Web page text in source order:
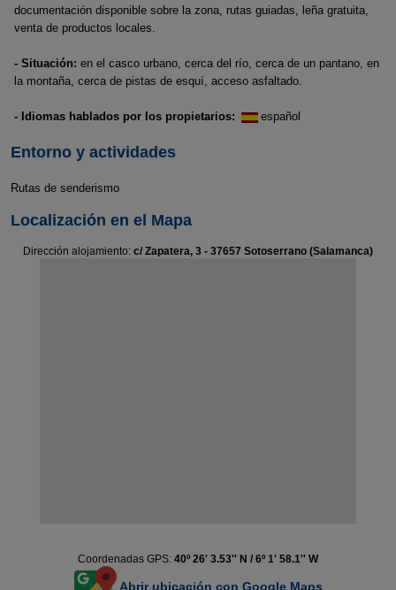
documentación disponible sobre la zona, rutas guiadas, leña gratuita,
venta de productos locales.
- Situación: en el casco urbano, cerca del río, cerca de un pantano, en
la montaña, cerca de pistas de esquí, acceso asfaltado.
- Idiomas hablados por los propietarios: español
Entorno y actividades
Rutas de senderismo
Localización en el Mapa
Dirección alojamiento: c/ Zapatera, 3 - 37657 Sotoserrano (Salamanca)
Coordenadas GPS: 40º 26' 3.53'' N / 6º 1' 58.1'' W
Abrir ubicación con Google Maps